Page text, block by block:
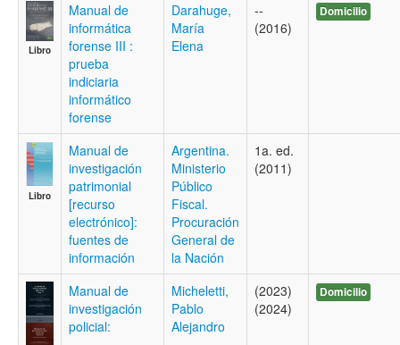
Libro
Manual de
informática
forense III :
prueba
indiciaria
informático
forense
Darahuge,
María
Elena
--
(2016)
Domicilio
Libro
Manual de
investigación
patrimonial
[recurso
electrónico]:
fuentes de
información
Argentina.
Ministerio
Público
Fiscal.
Procuración
General de
la Nación
1a. ed.
(2011)
Manual de
investigación
policial:
Micheletti,
Pablo
Alejandro
(2023)
(2024)
Domicilio